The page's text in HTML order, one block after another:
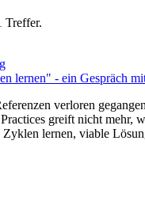
Treffer.
lernen" - ein Gespräch
verloren
greift nicht mehr,
lernen, viable